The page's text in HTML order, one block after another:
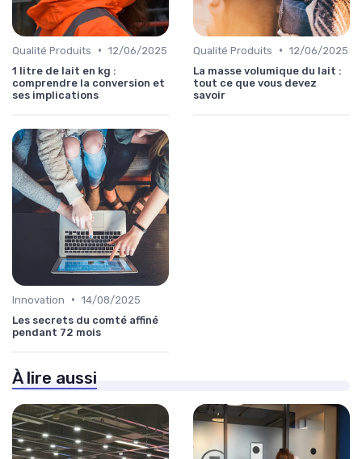
Qualité Produits • 12/06/2025
1 litre de lait en kg :
comprendre la conversion et
ses implications
Qualité Produits • 12/06/2025
La masse volumique du lait :
tout ce que vous devez
savoir
Innovation • 14/08/2025
Les secrets du comté affiné
pendant 72 mois
À lire aussi